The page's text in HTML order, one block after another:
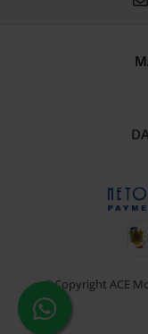
©Copyright ACE